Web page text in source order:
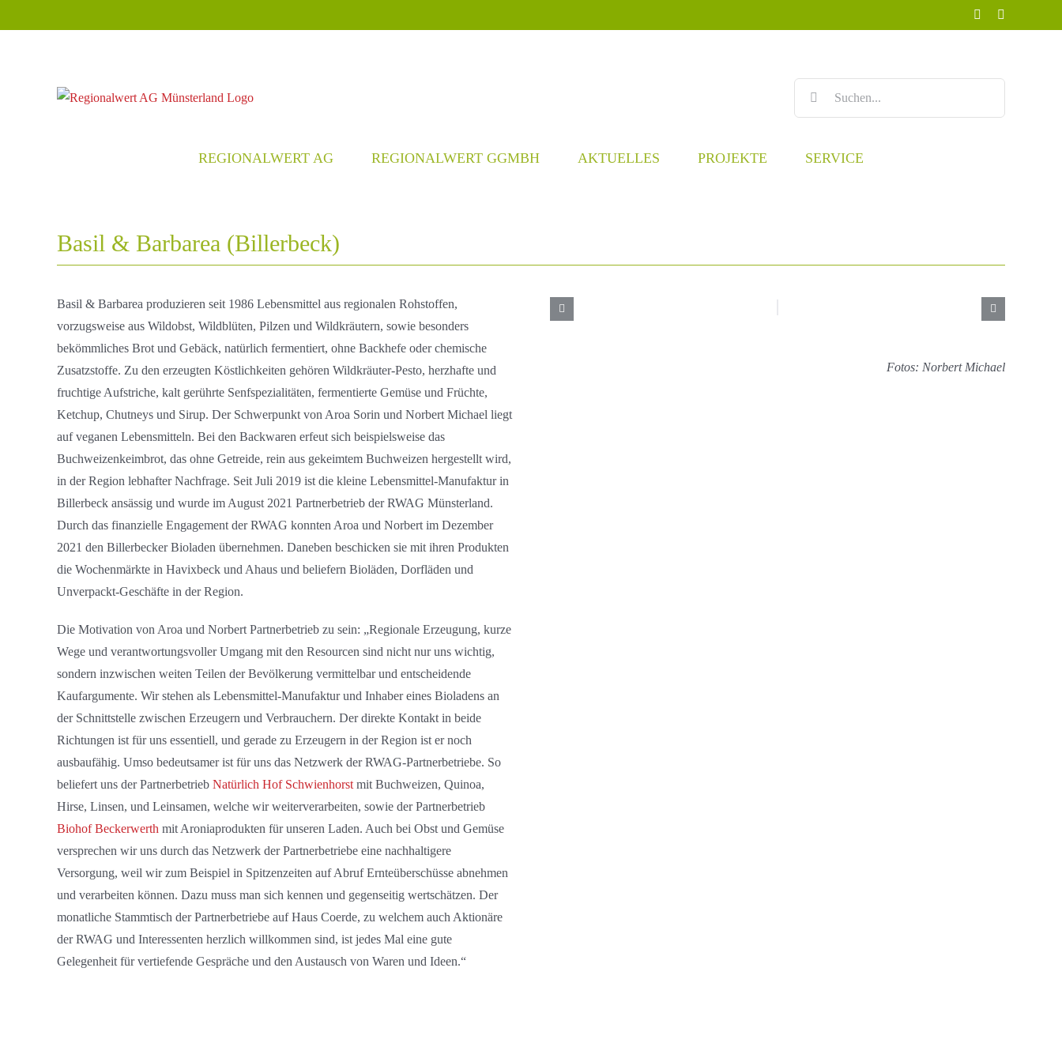
Inhalt
Facebook
REGIONALWERT AG REGIONALWERT GGMBH AKTUELLES PROJEKTE SERVICE
Basil & Barbarea (Billerbeck)
Basil & Barbarea produzieren seit 1986 Lebensmittel aus regionalen Rohstoffen,
vorzugsweise aus Wildobst, Wildblüten, Pilzen und Wildkräutern, sowie besonders
bekömmliches Brot und Gebäck, natürlich fermentiert, ohne Backhefe oder chemische
Zusatzstoffe. Zu den erzeugten Köstlichkeiten gehören Wildkräuter-Pesto, herzhafte und
fruchtige Aufstriche, kalt gerührte Senfspezialitäten, fermentierte Gemüse und Früchte,
Ketchup, Chutneys und Sirup. Der Schwerpunkt von Aroa Sorin und Norbert Michael liegt
auf veganen Lebensmitteln. Bei den Backwaren erfeut sich beispielsweise das
Buchweizenkeimbrot, das ohne Getreide, rein aus gekeimtem Buchweizen hergestellt wird,
in der Region lebhafter Nachfrage. Seit Juli 2019 ist die kleine Lebensmittel-Manufaktur in
Billerbeck ansässig und wurde im August 2021 Partnerbetrieb der RWAG Münsterland.
Durch das finanzielle Engagement der RWAG konnten Aroa und Norbert im Dezember
2021 den Billerbecker Bioladen übernehmen. Daneben beschicken sie mit ihren Produkten
die Wochenmärkte in Havixbeck und Ahaus und beliefern Bioläden, Dorfläden und
Unverpackt-Geschäfte in der Region.
Die Motivation von Aroa und Norbert Partnerbetrieb zu sein: „Regionale Erzeugung, kurze
Wege und verantwortungsvoller Umgang mit den Resourcen sind nicht nur uns wichtig,
sondern inzwischen weiten Teilen der Bevölkerung vermittelbar und entscheidende
Kaufargumente. Wir stehen als Lebensmittel-Manufaktur und Inhaber eines Bioladens an
der Schnittstelle zwischen Erzeugern und Verbrauchern. Der direkte Kontakt in beide
Richtungen ist für uns essentiell, und gerade zu Erzeugern in der Region ist er noch
ausbaufähig. Umso bedeutsamer ist für uns das Netzwerk der RWAG-Partnerbetriebe. So
beliefert uns der Partnerbetrieb Natürlich Hof Schwienhorst mit Buchweizen, Quinoa,
Hirse, Linsen, und Leinsamen, welche wir weiterverarbeiten, sowie der Partnerbetrieb
Biohof Beckerwerth mit Aroniaprodukten für unseren Laden. Auch bei Obst und Gemüse
versprechen wir uns durch das Netzwerk der Partnerbetriebe eine nachhaltigere
Versorgung, weil wir zum Beispiel in Spitzenzeiten auf Abruf Ernteüberschüsse abnehmen
und verarbeiten können. Dazu muss man sich kennen und gegenseitig wertschätzen. Der
monatliche Stammtisch der Partnerbetriebe auf Haus Coerde, zu welchem auch Aktionäre
der RWAG und Interessenten herzlich willkommen sind, ist jedes Mal eine gute
Gelegenheit für vertiefende Gespräche und den Austausch von Waren und Ideen.“
Fotos: Norbert Michael